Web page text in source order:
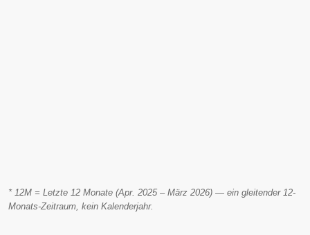
* 12M = Letzte 12 Monate (Apr. 2025 – März 2026) — ein gleitender 12-
Monats-Zeitraum, kein Kalenderjahr.